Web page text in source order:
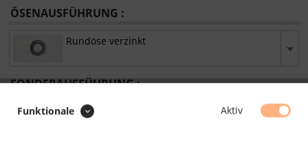
ÖSENAUSFÜHRUNG :
Rundöse verzinkt
SONDERAUSFÜHRUNG :
Aufrollriemen zum Aufrollen
Funktionale Aktiv